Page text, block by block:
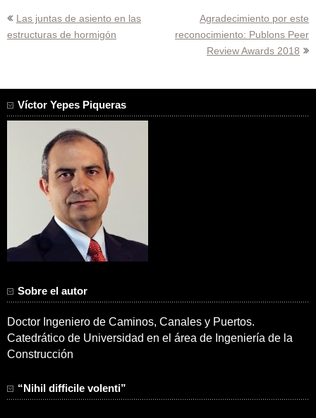
Navegación
de
Las juntas de asiento en las
estructuras de hormigón
Agradecimiento por este
reconocimiento: Publons Peer
Review Awards 2018
Víctor Yepes Piqueras
Sobre el autor
Doctor Ingeniero de Caminos, Canales y Puertos.
Catedrático de Universidad en el área de Ingeniería de la
Construcción
“Nihil difficile volenti”